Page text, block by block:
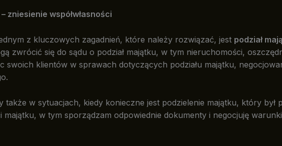
zniesienie współwłasności
z kluczowych zagadnień, które należy rozwiązać, jest podział
zwrócić się do sądu o podział majątku, w tym nieruchomości,
swoich klientów w sprawach dotyczących podziału majątku,
także w sytuacjach, kiedy konieczne jest podzielenie majątku, który był
majątku, w tym sporządzam odpowiednie dokumenty i negocjuję